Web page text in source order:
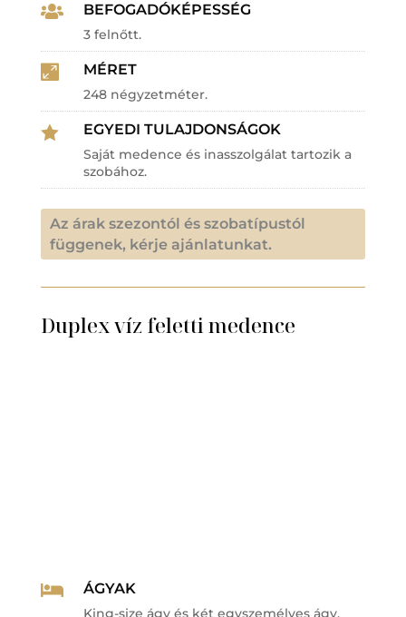
 BEFOGADÓKÉPESSÉG
3 felnőtt.
 MÉRET
248 négyzetméter.
 EGYEDI TULAJDONSÁGOK
Saját medence és inasszolgálat tartozik a
szobához.
Az árak szezontól és szobatípustól
függenek, kérje ajánlatunkat.
Duplex víz feletti medence
 ÁGYAK
King-size ágy és két egyszemélyes ágy.